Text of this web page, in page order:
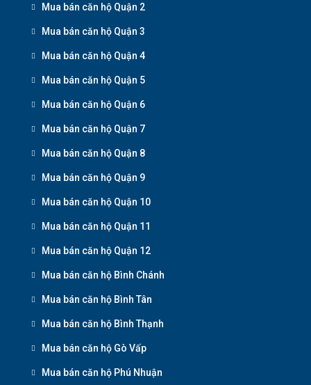
Mua bán căn hộ Quận 2
Mua bán căn hộ Quận 3
Mua bán căn hộ Quận 4
Mua bán căn hộ Quận 5
Mua bán căn hộ Quận 6
Mua bán căn hộ Quận 7
Mua bán căn hộ Quận 8
Mua bán căn hộ Quận 9
Mua bán căn hộ Quận 10
Mua bán căn hộ Quận 11
Mua bán căn hộ Quận 12
Mua bán căn hộ Bình Chánh
Mua bán căn hộ Bình Tân
Mua bán căn hộ Bình Thạnh
Mua bán căn hộ Gò Vấp
Mua bán căn hộ Phú Nhuận